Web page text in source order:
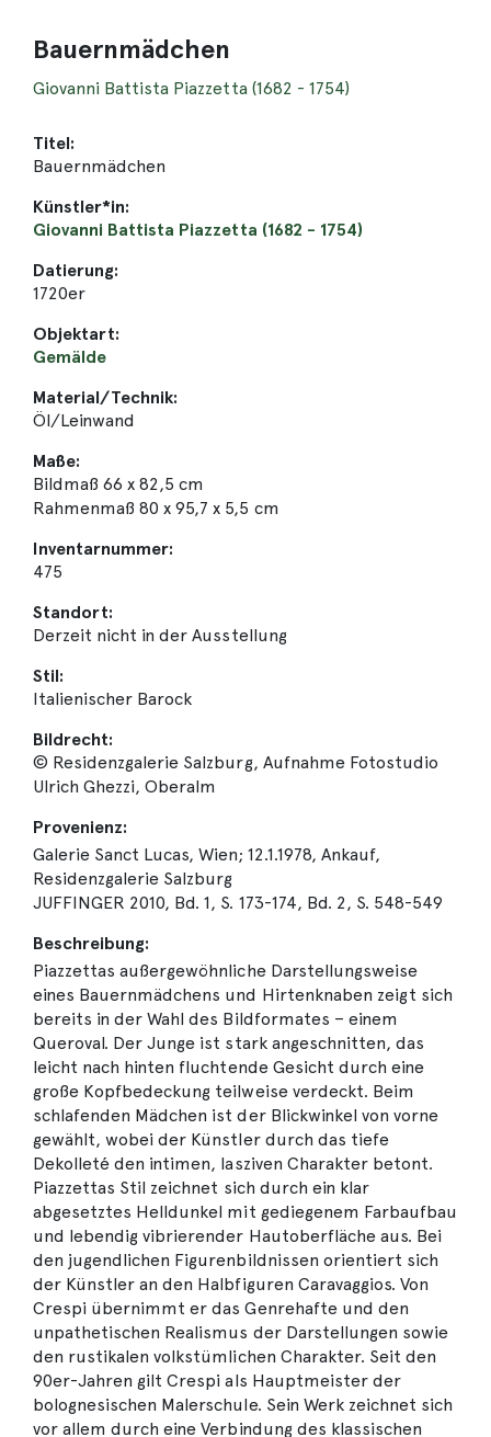
Bauernmädchen
Giovanni Battista Piazzetta (1682 - 1754)
Titel:
Bauernmädchen
Künstler*in:
Giovanni Battista Piazzetta (1682 - 1754)
Datierung:
1720er
Objektart:
Gemälde
Material/Technik:
Öl/Leinwand
Maße:
Bildmaß 66 x 82,5 cm
Rahmenmaß 80 x 95,7 x 5,5 cm
Inventarnummer:
475
Standort:
Derzeit nicht in der Ausstellung
Stil:
Italienischer Barock
Bildrecht:
© Residenzgalerie Salzburg, Aufnahme Fotostudio
Ulrich Ghezzi, Oberalm
Provenienz:
Galerie Sanct Lucas, Wien; 12.1.1978, Ankauf,
Residenzgalerie Salzburg
JUFFINGER 2010, Bd. 1, S. 173-174, Bd. 2, S. 548-549
Beschreibung:
Piazzettas außergewöhnliche Darstellungsweise
eines Bauernmädchens und Hirtenknaben zeigt sich
bereits in der Wahl des Bildformates – einem
Queroval. Der Junge ist stark angeschnitten, das
leicht nach hinten fluchtende Gesicht durch eine
große Kopfbedeckung teilweise verdeckt. Beim
schlafenden Mädchen ist der Blickwinkel von vorne
gewählt, wobei der Künstler durch das tiefe
Dekolleté den intimen, lasziven Charakter betont.
Piazzettas Stil zeichnet sich durch ein klar
abgesetztes Helldunkel mit gediegenem Farbaufbau
und lebendig vibrierender Hautoberfläche aus. Bei
den jugendlichen Figurenbildnissen orientiert sich
der Künstler an den Halbfiguren Caravaggios. Von
Crespi übernimmt er das Genrehafte und den
unpathetischen Realismus der Darstellungen sowie
den rustikalen volkstümlichen Charakter. Seit den
90er-Jahren gilt Crespi als Hauptmeister der
bolognesischen Malerschule. Sein Werk zeichnet sich
vor allem durch eine Verbindung des klassischen